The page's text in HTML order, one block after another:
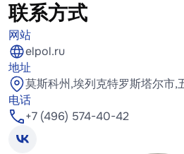
联系方式
网站
elpol.ru
地址
莫斯科州,埃列克特罗斯塔尔市,
电话
+7 (496) 574-40-42